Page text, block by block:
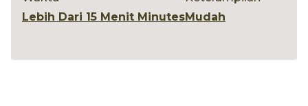
Lebih Dari 15 Menit MinutesMudah